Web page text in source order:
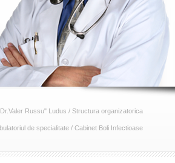
Russu" Ludus / Structura organizatorica
de specialitate / Cabinet Boli Infectioase